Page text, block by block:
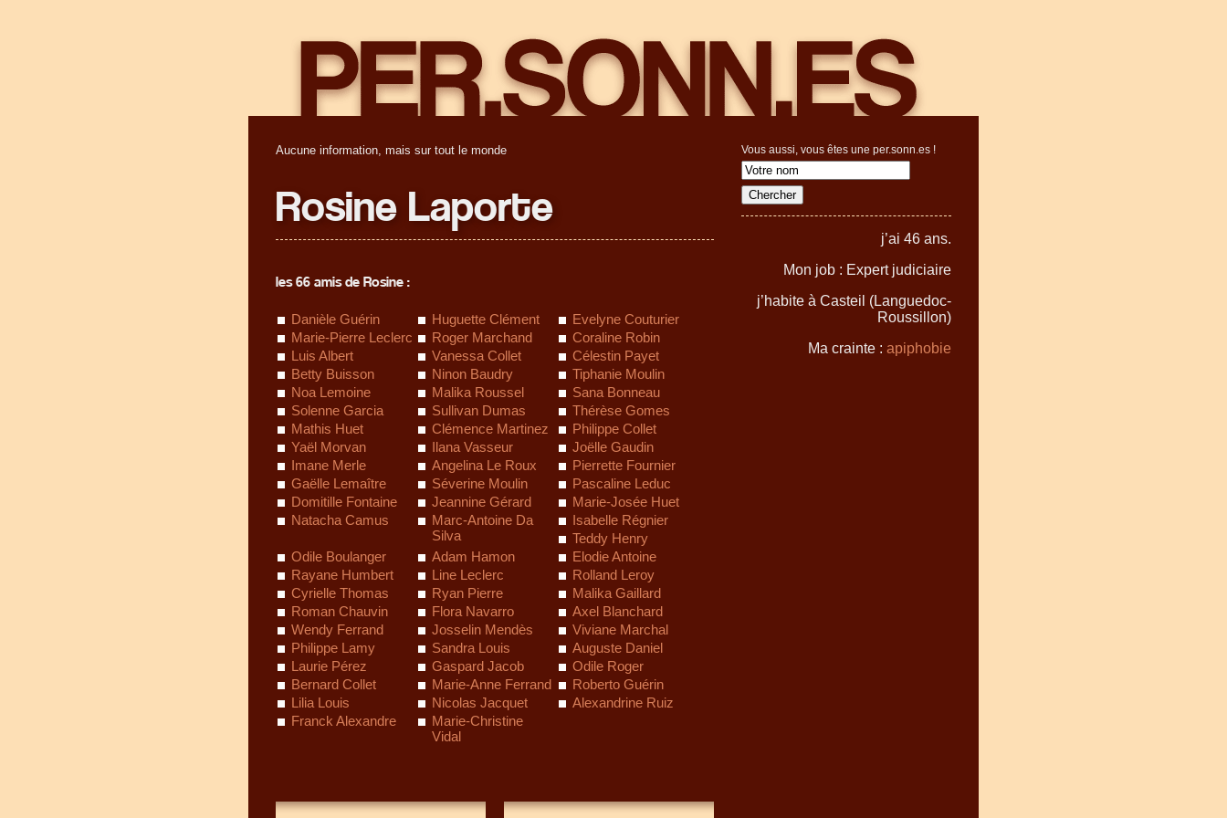
Aucune information, mais sur tout le monde
Rosine Laporte
Vous aussi, vous êtes une per.sonn.es !
j’ai 46 ans.
Mon job : Expert judiciaire
j’habite à Casteil (Languedoc-
Roussillon)
Ma crainte : apiphobie
les 66 amis de Rosine :
Danièle Guérin Huguette Clément
Evelyne Couturier
Marie-Pierre Leclerc
Roger Marchand
Coraline Robin
Luis Albert
Vanessa Collet
Célestin Payet
Betty Buisson
Ninon Baudry
Tiphanie Moulin
Noa Lemoine
Malika Roussel
Sana Bonneau
Solenne Garcia
Sullivan Dumas
Thérèse Gomes
Mathis Huet
Clémence Martinez
Philippe Collet
Yaël Morvan
Ilana Vasseur
Joëlle Gaudin
Imane Merle
Angelina Le Roux
Pierrette Fournier
Gaëlle Lemaître
Séverine Moulin
Pascaline Leduc
Domitille Fontaine
Jeannine Gérard
Marie-Josée Huet
Natacha Camus
Marc-Antoine Da
Silva
Isabelle Régnier
Teddy Henry
Odile Boulanger
Adam Hamon
Elodie Antoine
Rayane Humbert
Line Leclerc
Rolland Leroy
Cyrielle Thomas
Ryan Pierre
Malika Gaillard
Roman Chauvin
Flora Navarro
Axel Blanchard
Wendy Ferrand
Josselin Mendès
Viviane Marchal
Philippe Lamy
Sandra Louis
Auguste Daniel
Laurie Pérez
Gaspard Jacob
Odile Roger
Bernard Collet
Marie-Anne Ferrand
Roberto Guérin
Lilia Louis
Nicolas Jacquet
Alexandrine Ruiz
Franck Alexandre
Marie-Christine
Vidal